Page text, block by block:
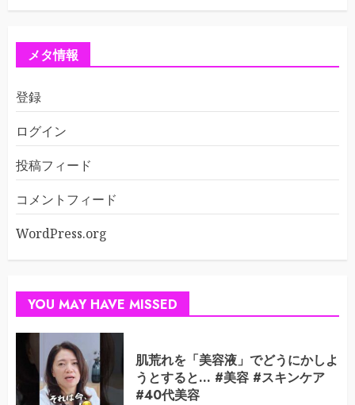
メタ情報
登録
ログイン
投稿フィード
コメントフィード
WordPress.org
YOU MAY HAVE MISSED
肌荒れを「美容液」でどうにかしよ
うとすると… #美容 #スキンケア
#40代美容